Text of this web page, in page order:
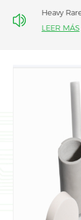
LEER MÁS